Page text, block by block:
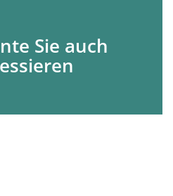
Sie auch